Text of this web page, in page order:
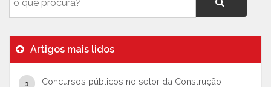
Artigos mais lidos
Concursos públicos no setor da Construção